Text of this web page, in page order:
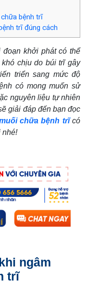
bệnh trĩ
trĩ đúng cách
đoạn khởi phát có thể
chịu do búi trĩ gây
triển sang mức độ
có mong muốn sử
nguyên liệu tự nhiên
giải đáp đến bạn đọc
chữa bệnh trĩcó
nhé!
ngâm
trĩ